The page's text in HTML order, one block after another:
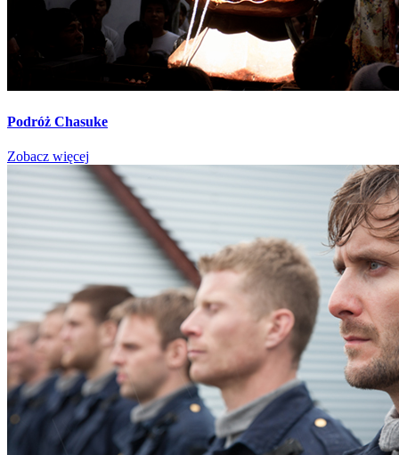
Podróż Chasuke
Zobacz więcej